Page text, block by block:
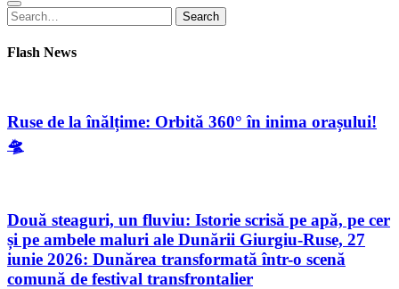
Search
for:
Search
Flash News
Ruse de la înălțime: Orbită 360° în inima orașului!
🛸
Două steaguri, un fluviu: Istorie scrisă pe apă, pe cer
și pe ambele maluri ale Dunării Giurgiu-Ruse, 27
iunie 2026: Dunărea transformată într-o scenă
comună de festival transfrontalier